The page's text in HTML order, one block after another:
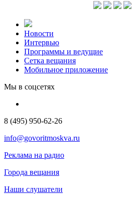
Новости
Интервью
Программы и ведущие
Сетка вещания
Мобильное приложение
Мы в соцсетях
8 (495) 950-62-26
info@govoritmoskva.ru
Реклама на радио
Города вещания
Наши слушатели